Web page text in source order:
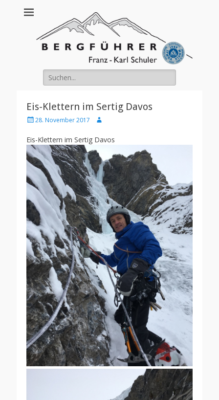
Franz Schuler
Suche
nach:
Eis-Klettern im Sertig Davos
Posted28. November 2017 Author
Eis-Klettern im Sertig Davos